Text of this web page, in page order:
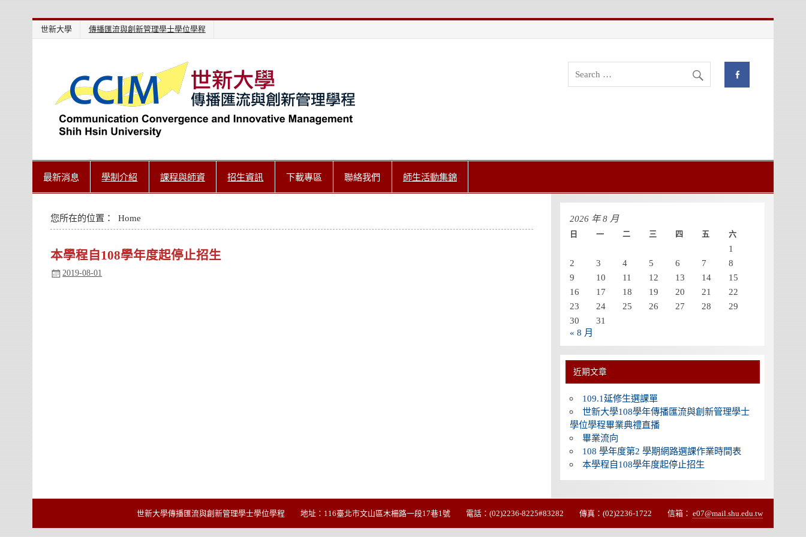
世新大學 傳播匯流與創新管理學士學位學程
世新大學傳播匯流與創新管理學位學程
最新消息 學制介紹 課程與師資 招生資訊 下載專區 聯絡我們 師生活動集錦
您所在的位置： Home
本學程自108學年度起停止招生
2019-08-01
2026 年 8 月
日 一 二 三 四 五 六
1
2
3 4 5 6 7
8
9
10 11 12 13 14
15
16
17 18 19 20 21
22
23
24 25 26 27 28
29
30
31
« 8 月
近期文章
109.1延修生選課單
世新大學108學年傳播匯流與創新管理學士
學位學程畢業典禮直播
畢業流向
108 學年度第2 學期網路選課作業時間表
本學程自108學年度起停止招生
世新大學傳播匯流與創新管理學士學位學程 地址：116臺北市文山區木柵路一段17巷1號 電話：(02)2236-8225#83282 傳真：(02)2236-1722 信箱： e07@mail.shu.edu.tw